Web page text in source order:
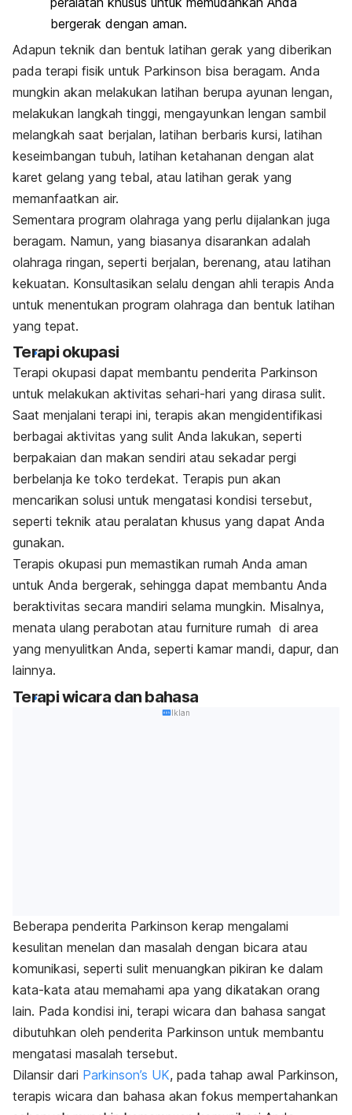
bergerak dengan aman.
Adapun teknik dan bentuk latihan gerak yang diberikan
pada terapi fisik untuk Parkinson bisa beragam. Anda
mungkin akan melakukan latihan berupa ayunan lengan,
melakukan langkah tinggi, mengayunkan lengan sambil
melangkah saat berjalan, latihan berbaris kursi, latihan
keseimbangan tubuh, latihan ketahanan dengan alat
karet gelang yang tebal, atau latihan gerak yang
memanfaatkan air.
Sementara program olahraga yang perlu dijalankan juga
beragam. Namun, yang biasanya disarankan adalah
olahraga ringan, seperti berjalan, berenang, atau latihan
kekuatan. Konsultasikan selalu dengan ahli terapis Anda
untuk menentukan program olahraga dan bentuk latihan
yang tepat.
Terapi okupasi
Terapi okupasi dapat membantu penderita Parkinson
untuk melakukan aktivitas sehari-hari yang dirasa sulit.
Saat menjalani terapi ini, terapis akan mengidentifikasi
berbagai aktivitas yang sulit Anda lakukan, seperti
berpakaian dan makan sendiri atau sekadar pergi
berbelanja ke toko terdekat. Terapis pun akan
mencarikan solusi untuk mengatasi kondisi tersebut,
seperti teknik atau peralatan khusus yang dapat Anda
gunakan.
Terapis okupasi pun memastikan rumah Anda aman
untuk Anda bergerak, sehingga dapat membantu Anda
beraktivitas secara mandiri selama mungkin. Misalnya,
menata ulang perabotan atau furniture rumah di area
yang menyulitkan Anda, seperti kamar mandi, dapur, dan
lainnya.
Terapi wicara dan bahasa
Iklan
Beberapa penderita Parkinson kerap mengalami
kesulitan menelan dan masalah dengan bicara atau
komunikasi, seperti sulit menuangkan pikiran ke dalam
kata-kata atau memahami apa yang dikatakan orang
lain. Pada kondisi ini, terapi wicara dan bahasa sangat
dibutuhkan oleh penderita Parkinson untuk membantu
mengatasi masalah tersebut.
Dilansir dari Parkinson’s UK, pada tahap awal Parkinson,
terapis wicara dan bahasa akan fokus mempertahankan